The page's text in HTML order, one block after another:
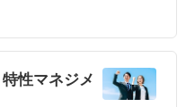
性マネジメ